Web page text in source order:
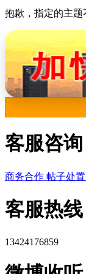
抱歉，指定的主
客服咨询
商务合作 帖子处置
客服热线
13424176859